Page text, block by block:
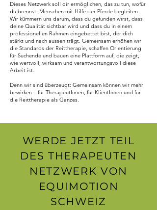
Dieses Netzwerk soll dir ermöglichen, das zu tun, wofür
du brennst: Menschen mit Hilfe der Pferde begleiten.
Wir kümmern uns darum, dass du gefunden wirst, dass
deine Qualität sichtbar wird und dass du in einem
professionellen Rahmen eingebettet bist, der dich
stärkt und nach aussen trägt. Gemeinsam erhöhen wir
die Standards der Reittherapie, schaffen Orientierung
für Suchende und bauen eine Plattform auf, die zeigt,
wie wertvoll, wirksam und verantwortungsvoll diese
Arbeit ist.
Denn wir sind überzeugt: Gemeinsam können wir mehr
bewirken – für TherapeutInnen, für KlientInnen und für
die Reittherapie als Ganzes.
WERDE JETZT TEIL
DES THERAPEUTEN
NETZWERK VON
EQUIMOTION
SCHWEIZ